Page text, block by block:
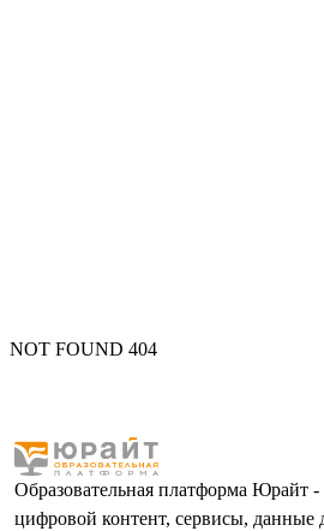
NOT FOUND 404
Образовательная платформа Юрайт -
цифровой контент, сервисы, данные